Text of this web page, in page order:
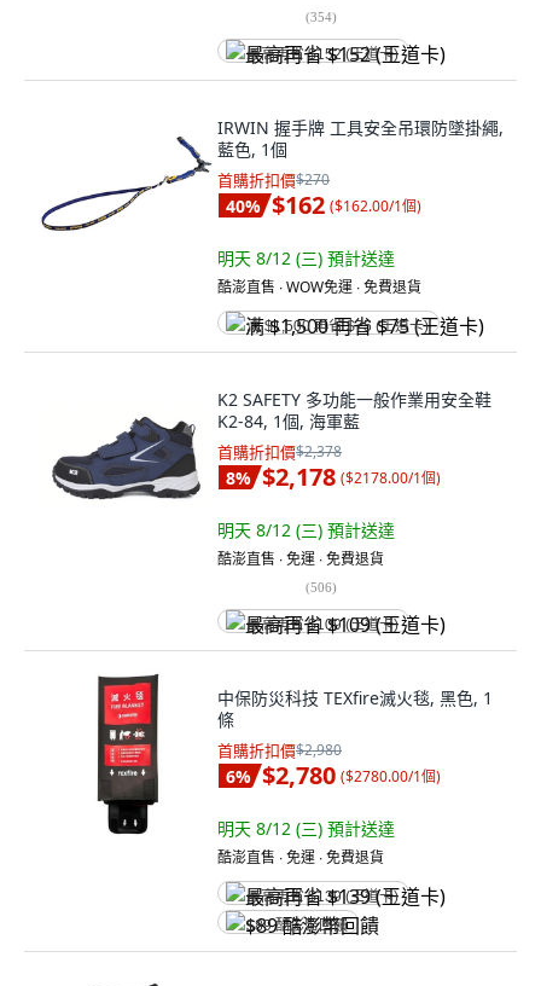
(354)
最高再省 $152 (王道卡)
IRWIN 握手牌 工具安全吊環防墜掛繩,
藍色, 1個
首購折扣價$270
40% $162 ($162.00/1個)
明天 8/12 (三) 預計送達
酷澎直售 ∙ WOW免運 ∙ 免費退貨
满 $1,500 再省 $75 (王道卡)
K2 SAFETY 多功能一般作業用安全鞋
K2-84, 1個, 海軍藍
首購折扣價$2,378
8% $2,178 ($2178.00/1個)
明天 8/12 (三) 預計送達
酷澎直售 ∙ 免運 ∙ 免費退貨
(506)
最高再省 $109 (王道卡)
中保防災科技 TEXfire滅火毯, 黑色, 1
條
首購折扣價$2,980
6% $2,780 ($2780.00/1個)
明天 8/12 (三) 預計送達
酷澎直售 ∙ 免運 ∙ 免費退貨
最高再省 $139 (王道卡)
$89 酷澎幣回饋